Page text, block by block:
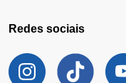
Redes sociais